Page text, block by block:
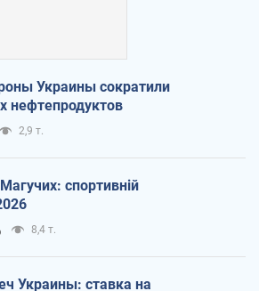
Украины сократили
нефтепродуктов
2,9 т.
спортивній
8,4 т.
Украины: ставка на